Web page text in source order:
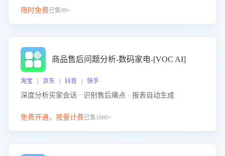
限时免费已售99+
商品售后问题分析-数码家电-[VOC AI]
淘宝 | 京东 | 抖音 | 快手
深度分析买家会话 · 识别售后痛点 · 报表自动生成
免费开通，按量计费已售1660+